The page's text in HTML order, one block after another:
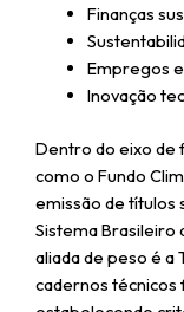
Finanças
Empregos
Inovação
Dentro do eixo de
como o Fundo
emissão de títulos
Sistema Brasileiro
aliada de peso é a
cadernos